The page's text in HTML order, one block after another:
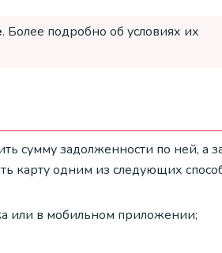
. Более подробно об условиях их
сумму задолженности по ней, а
карту одним из следующих
или в мобильном приложении;